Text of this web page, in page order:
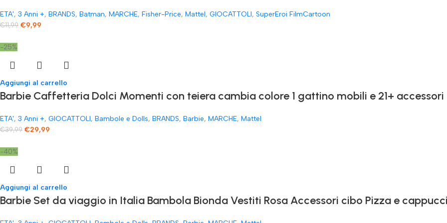
ETA', 3 Anni +, BRANDS, Batman, MARCHE, Fisher-Price, Mattel, GIOCATTOLI, SuperEroi FilmCartoon
€11,99 €9,99
-25%
Aggiungi al carrello
​Barbie Caffetteria Dolci Momenti con teiera cambia colore 1 gattino mobili e 21+ accessori
ETA', 3 Anni +, GIOCATTOLI, Bambole e Dolls, BRANDS, Barbie, MARCHE, Mattel
€39,99 €29,99
-40%
Aggiungi al carrello
Barbie Set da viaggio in Italia Bambola Bionda Vestiti Rosa Accessori cibo Pizza e